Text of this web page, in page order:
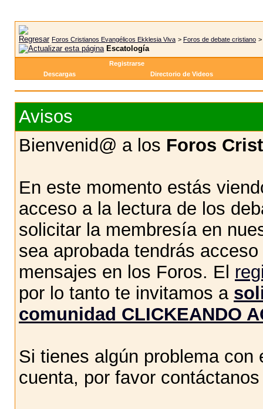
Foros Cristianos Evangélicos Ekklesia Viva > Foros de debate cristiano >
Escatología
Registrarse
Descargas
Directorio de Videos
Avisos
Bienvenid@ a los Foros
En este momento estás
acceso a la lectura de los
solicitar la membresía en
sea aprobada tendrás
mensajes en los Foros. El
por lo tanto te invitamos a
comunidad CLICKEANDO
Si tienes algún problema
cuenta, por favor